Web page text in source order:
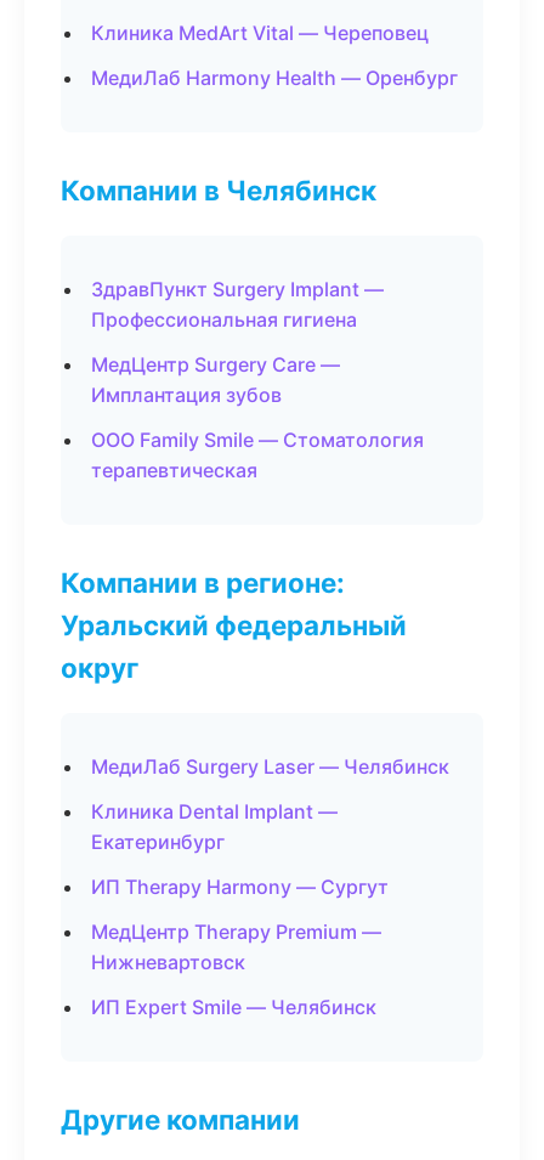
Клиника MedArt Vital — Череповец
МедиЛаб Harmony Health — Оренбург
Компании в Челябинск
ЗдравПункт Surgery Implant —
Профессиональная гигиена
МедЦентр Surgery Care —
Имплантация зубов
ООО Family Smile — Стоматология
терапевтическая
Компании в регионе:
Уральский федеральный
округ
МедиЛаб Surgery Laser — Челябинск
Клиника Dental Implant —
Екатеринбург
ИП Therapy Harmony — Сургут
МедЦентр Therapy Premium —
Нижневартовск
ИП Expert Smile — Челябинск
Другие компании